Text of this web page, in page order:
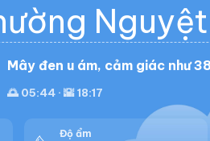
Mây đen u ám, cảm giác như
🌅 05:44 · 🌇 18:17
Độ ẩm